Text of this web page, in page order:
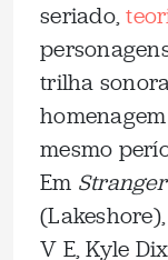
seriado,
trilha
mesmo
Em
V E, Kyle